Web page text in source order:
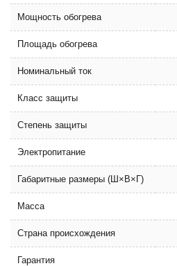
Мощность обогрева
Площадь обогрева
Номинальный ток
Класс защиты
Степень защиты
Электропитание
Габаритные размеры (Ш×В×Г)
Масса
Страна происхождения
Гарантия